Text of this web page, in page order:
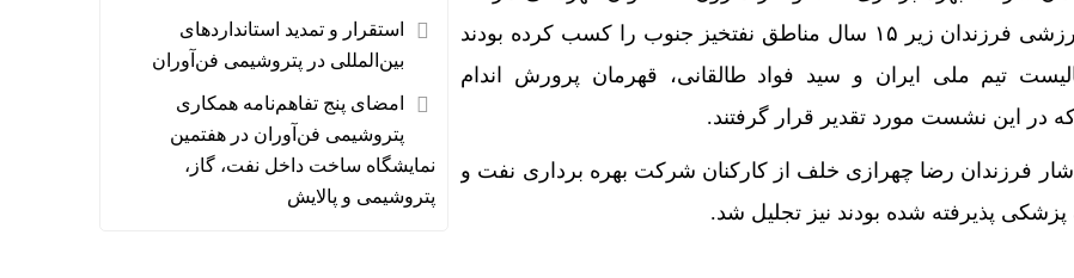
نخست جشنواره فرهنگی و ورزشی فرزندان زیر ۱۵ سال مناطق نفتخیز جنوب را کسب کرده بودند
تیم ملی ایران و سید فواد طالقانی، قهرمان پرورش اندام
در این نشست مورد تقدیر قرار گرفتند.
فرزندان رضا چهرازی خلف از کارکنان شرکت بهره برداری نفت و
پذیرفته شده بودند نیز تجلیل شد.
استقرار و تمدید استانداردهای
بین‌المللی در پتروشیمی فن‌آوران
امضای پنج تفاهم‌نامه همکاری
پتروشیمی فن‌آوران در هفتمین
نمایشگاه ساخت داخل نفت، گاز،
پتروشیمی و پالایش